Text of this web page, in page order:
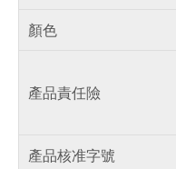
顏色
產品責任險
產品核准字號